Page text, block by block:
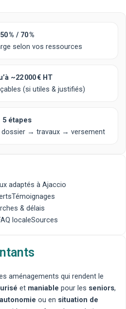
50 % / 70 %
selon vos ressources
~22 000 € HT
(si utiles & justifiés)
5 étapes
→ travaux → versement
adaptés à Ajaccio
Témoignages
& délais
localeSources
aménagements qui rendent le
et maniable pour les seniors,
ou en situation de